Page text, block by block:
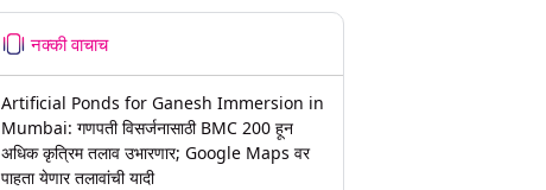
नक्की वाचाच
Artificial Ponds for Ganesh Immersion in
Mumbai: गणपती विसर्जनासाठी BMC 200 हून
अधिक कृत्रिम तलाव उभारणार; Google Maps वर
पाहता येणार तलावांची यादी